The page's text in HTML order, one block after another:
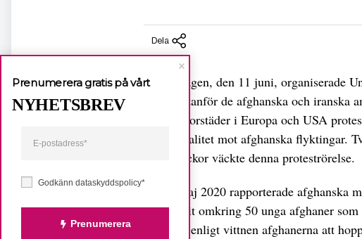
Dela
På torsdagen, den 11 juni, organiserade
fysiskt utanför de afghanska och iranska
många storstäder i Europa och USA
polisbrutalitet mot afghanska flyktingar.
några veckor väckte denna proteströrelse.
Den 1 maj 2020 rapporterade afghanska
Iran gripit omkring 50 unga afghaner
tvingade enligt vittnen afghanerna att
Godkänn dataskyddspolicy*
Prenumerera
Prenumerera gratis på vårt
NYHETSBREV